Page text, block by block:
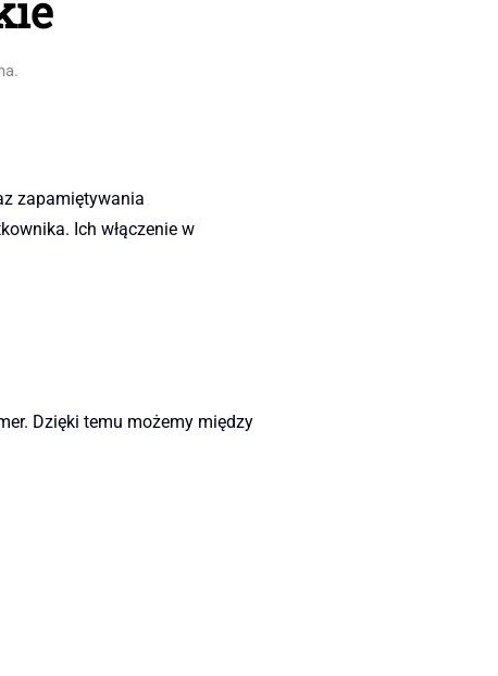
.
zapamiętywania
Ich włączenie w
Dzięki temu możemy między